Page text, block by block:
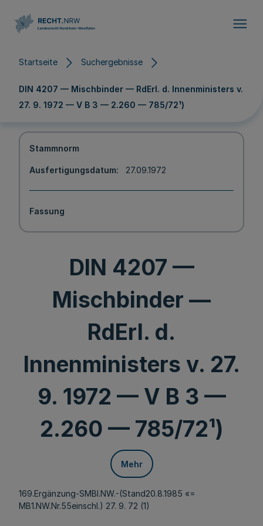
Startseite Suchergebnisse
DIN 4207 — Mischbinder — RdErl. d. Innenministers v.
27. 9. 1972 — V B 3 — 2.260 — 785/72¹)
Stammnorm
Ausfertigungsdatum 27.09.1972
Fassung
DIN 4207 —
Mischbinder —
RdErl. d.
Innenministers v. 27.
9. 1972 — V B 3 —
2.260 — 785/72¹)
Mehr
169.Ergänzung-SMBl.NW.-(Stand20.8.1985 «=
MB1.NW.Nr.55einschl.) 27. 9. 72 (1)